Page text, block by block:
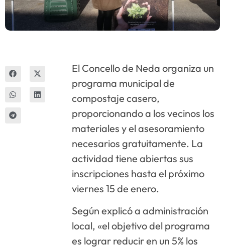
El Concello de Neda organiza un
programa municipal de
compostaje casero,
proporcionando a los vecinos los
materiales y el asesoramiento
necesarios gratuitamente. La
actividad tiene abiertas sus
inscripciones hasta el próximo
viernes 15 de enero.
Según explicó a administración
local, «el objetivo del programa
es lograr reducir en un 5% los